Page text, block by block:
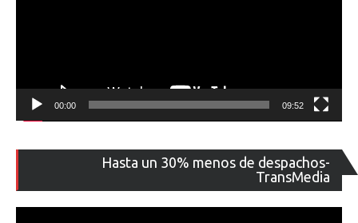
00:00 09:52
Hasta un 30% menos de despachos-
TransMedia
de